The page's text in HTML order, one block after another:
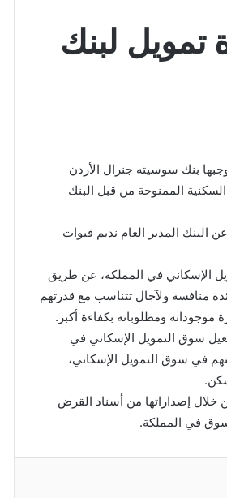
تمويل لبنك
بنك سوسيته جنرال الأردن
السكنية الممنوحة من قبل البنك
البنك المدير العام نديم قبوات
الإسكاني في المملكة، عن طريق
منافسة ولآجال تتناسب مع قدرتهم
موجوداته ومطلوباته بكفاءة أكبر.
سوق التمويل الإسكاني في
في سوق التمويل الإسكاني،
خلال إصداراتها من أسناد القرض
في المملكة.